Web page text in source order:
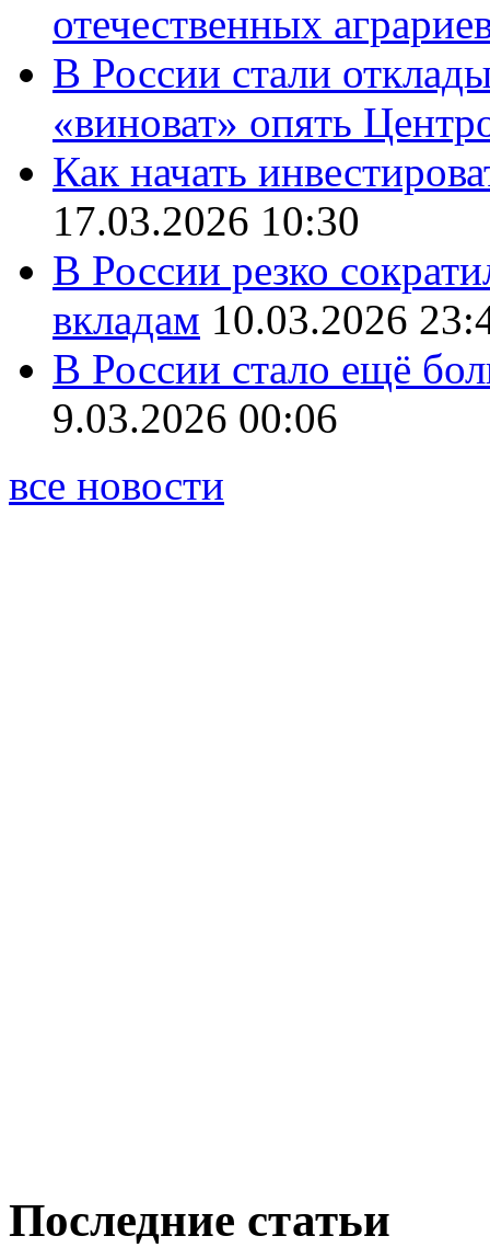
отечественных
В России стали
«виноват» опять
Как начать
17.03.2026 10:30
В России резко
вкладам 10.03.2026
В России стало ещё
9.03.2026 00:06
все новости
Последние статьи